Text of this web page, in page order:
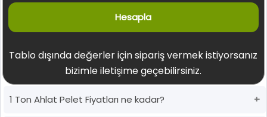
Hesapla
Tablo dışında değerler için sipariş vermek istiyorsanız
bizimle iletişime geçebilirsiniz.
1 Ton Ahlat Pelet Fiyatları ne kadar?